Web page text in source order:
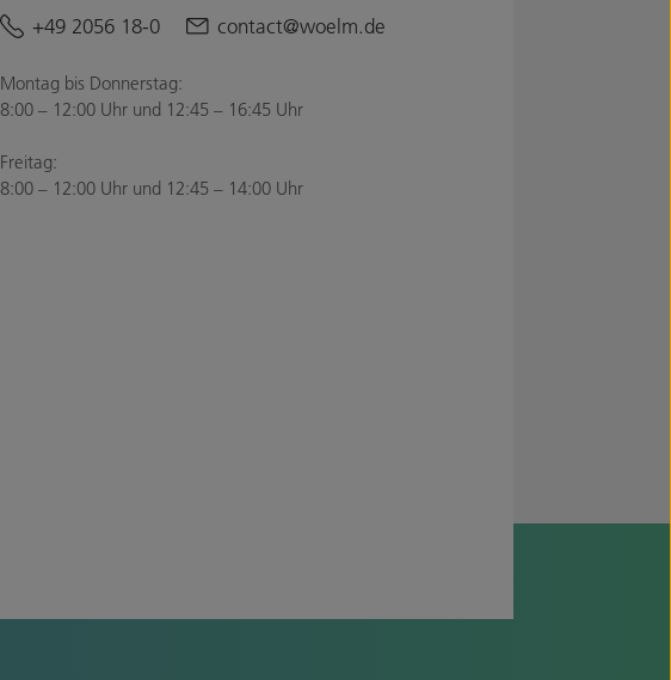
+49 2056 18-0 contact@woelm.de
Montag bis Donnerstag:
8:00 – 12:00 Uhr und 12:45 – 16:45 Uhr
Freitag:
8:00 – 12:00 Uhr und 12:45 – 14:00 Uhr